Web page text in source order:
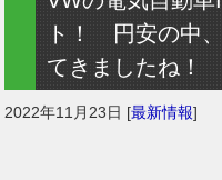
ト！ 円安の中
てきましたね！
2022年11月23日 [最新情報]